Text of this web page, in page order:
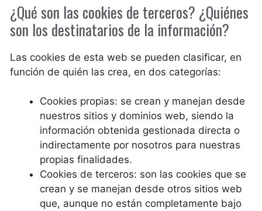
¿Qué son las cookies de terceros? ¿Quiénes
son los destinatarios de la información?
Las cookies de esta web se pueden clasificar, en
función de quién las crea, en dos categorías:
Cookies propias: se crean y manejan desde
nuestros sitios y dominios web, siendo la
información obtenida gestionada directa o
indirectamente por nosotros para nuestras
propias finalidades.
Cookies de terceros: son las cookies que se
crean y se manejan desde otros sitios web
que, aunque no están completamente bajo